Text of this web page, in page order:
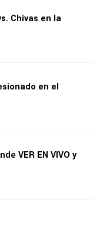
Chivas en la
en el
VER EN VIVO y